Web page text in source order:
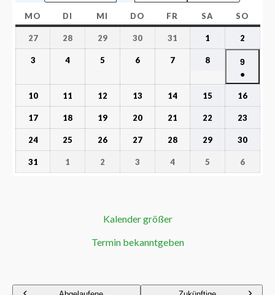
MO DI MI DO FR SA SO
27 28 29 30 31 1 2
3 4 5 6 7 8
9
●
10 11 12 13 14 15 16
17 18 19 20 21 22 23
24 25 26 27 28 29 30
31 1 2 3 4 5 6
Kalender größer
Termin bekanntgeben